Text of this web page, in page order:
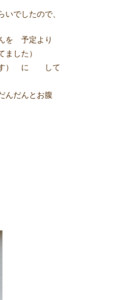
でしたので、
を 予定より
した）
す） に して
んだんとお腹